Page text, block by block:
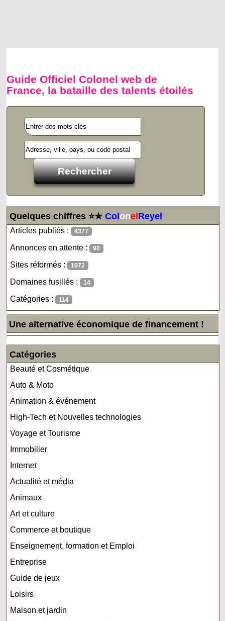
Guide Officiel Colonel web de
France, la bataille des talents étoilés
Quelques chiffres ⭐★ColonelReyel
Articles publiés : 4377
Annonces en attente : 90
Sites réformés : 1072
Domaines fusillés : 14
Catégories : 114
Une alternative économique de financement !
Catégories
Beauté et Cosmétique
Auto & Moto
Animation & événement
High-Tech et Nouvelles technologies
Voyage et Tourisme
Immobilier
Internet
Actualité et média
Animaux
Art et culture
Commerce et boutique
Enseignement, formation et Emploi
Entreprise
Guide de jeux
Loisirs
Maison et jardin